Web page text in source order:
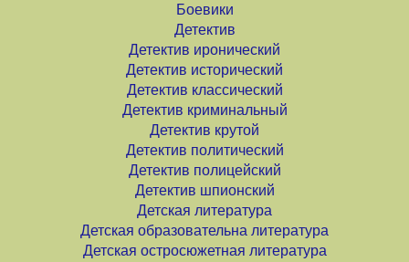
Боевики
Детектив
Детектив иронический
Детектив исторический
Детектив классический
Детектив криминальный
Детектив крутой
Детектив политический
Детектив полицейский
Детектив шпионский
Детская литература
Детская образовательна литература
Детская остросюжетная литература